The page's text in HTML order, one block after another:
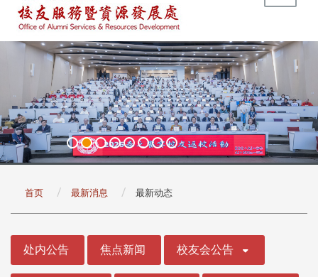
首页 最新消息 最新动态
处内公告 焦点新闻 校友会公告